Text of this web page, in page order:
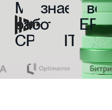
Мы знаемвсе
работы
ERP,
CPM
ITIL